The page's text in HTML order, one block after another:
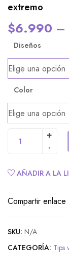
extremo
$6.990 –
Diseños
Color
AÑADIR A LA
Compartir enlace
SKU: N/A
CATEGORÍA: Tips